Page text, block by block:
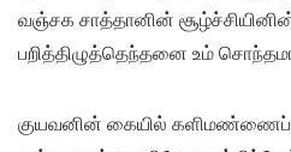
வஞ்சக சாத்தானின்
பறித்திழுத்தெந்தனை உம்
குயவனின் கையில்